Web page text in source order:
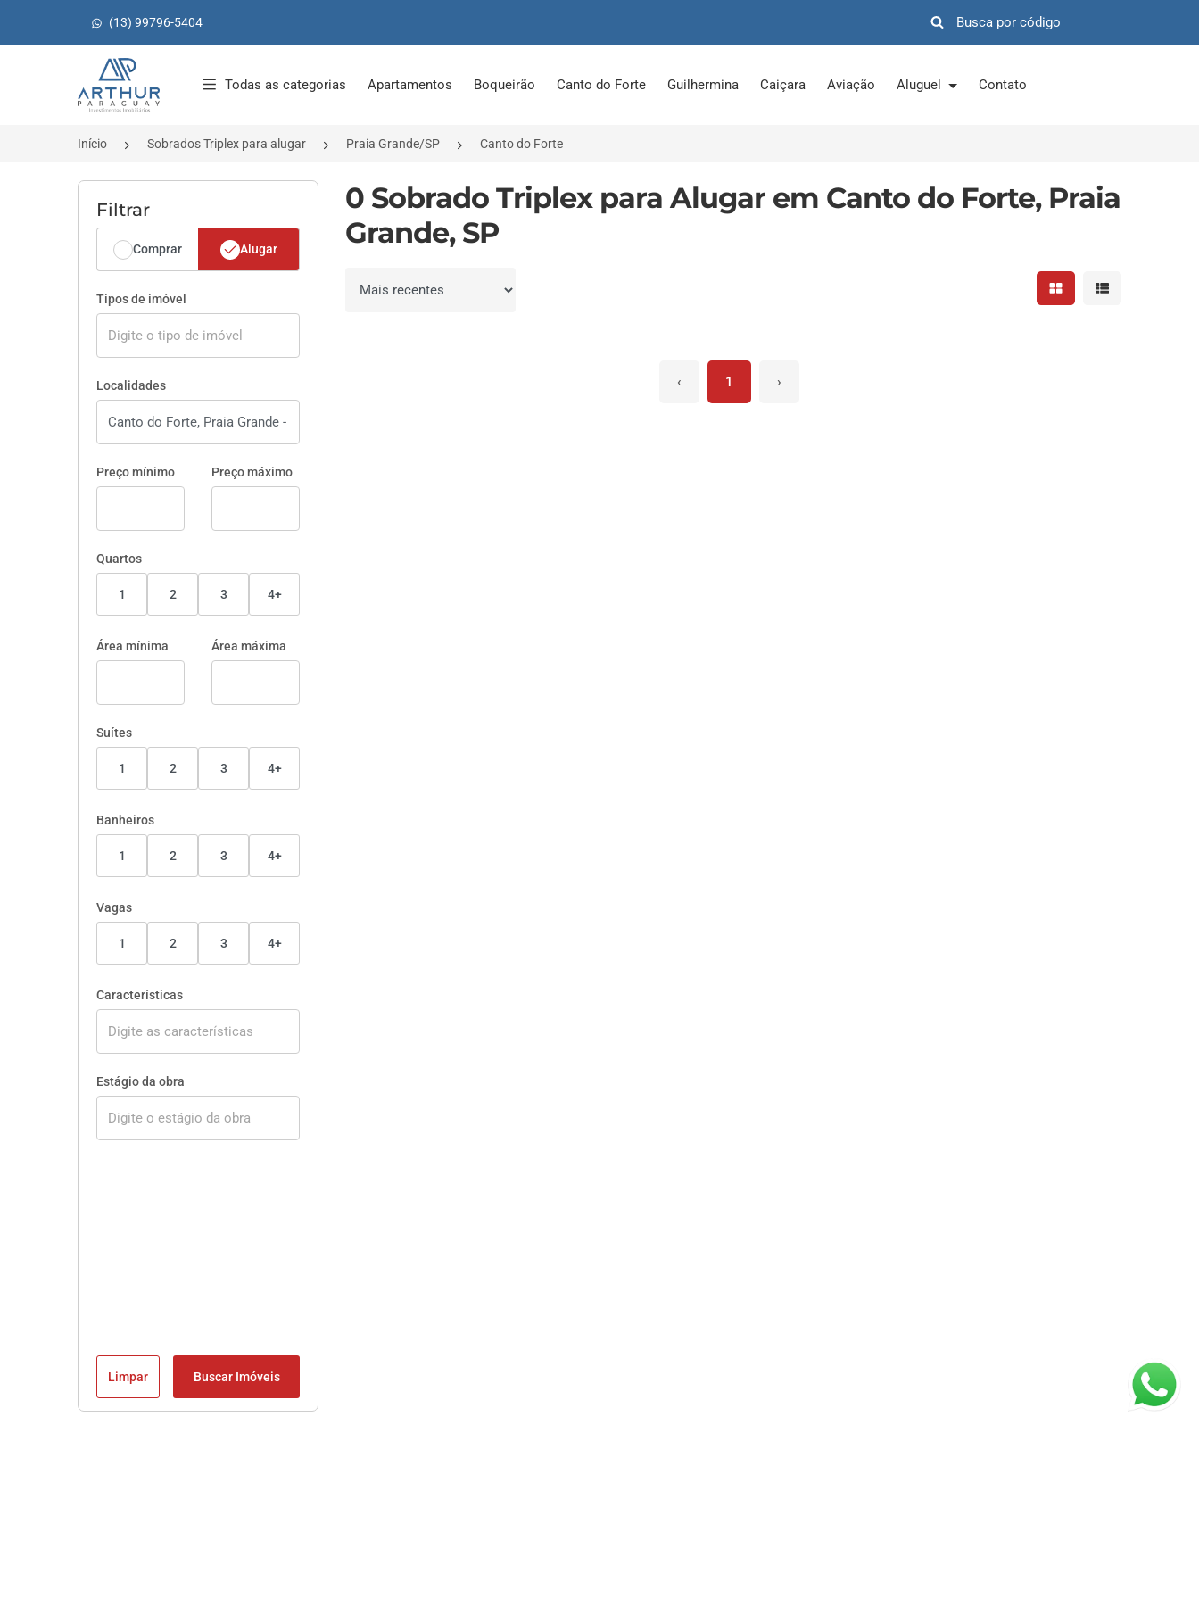
(13) 99796-5404
Página inicial
Todas as categorias Apartamentos Boqueirão Canto do Forte Guilhermina Caiçara Aviação Aluguel Contato
Início Sobrados Triplex para alugar Praia Grande/SP Canto do Forte
Filtrar
Comprar Alugar
Tipos de imóvel
Localidades
Preço mínimo Preço máximo
Quartos
1 2 3 4+
Área mínima Área máxima
Suítes
1 2 3 4+
Banheiros
1 2 3 4+
Vagas
1 2 3 4+
Características
Estágio da obra
Limpar Buscar Imóveis
0 Sobrado Triplex para Alugar em Canto do Forte, Praia
Grande, SP
Ordenar por Mostrar resultados em
Mostrar
‹ 1 ›